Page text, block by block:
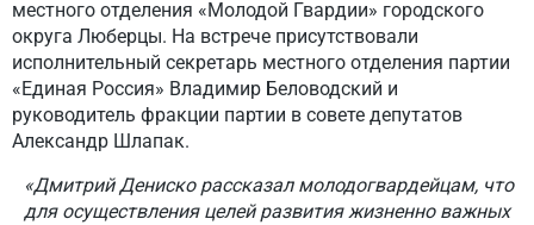
местного отделения «Молодой Гвардии» городского
округа Люберцы. На встрече присутствовали
исполнительный секретарь местного отделения партии
«Единая Россия» Владимир Беловодский и
руководитель фракции партии в совете депутатов
Александр Шлапак.
«Дмитрий Дениско рассказал молодогвардейцам, что
для осуществления целей развития жизненно важных